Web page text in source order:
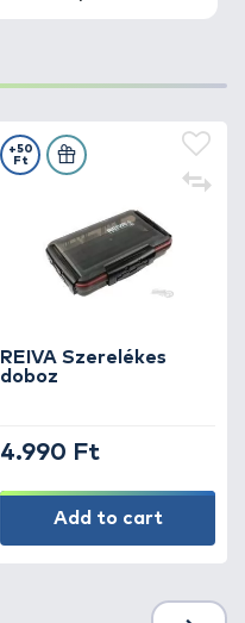
REIVA Szerelékes
doboz
+50
Ft
4.990 Ft
Add to cart